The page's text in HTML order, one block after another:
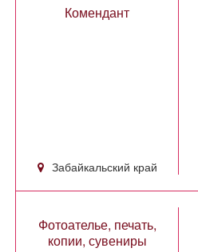
Комендант
Забайкальский край
Фотоателье, печать,
копии, сувениры